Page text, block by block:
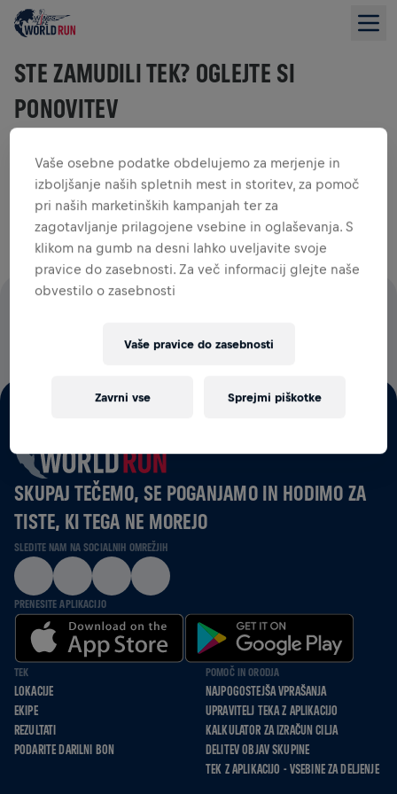
STE ZAMUDILI TEK? OGLEJTE SI
PONOVITEV
Oglejte si celoten prenos v živo 2026 in ponovno doživite
vso dogajanje od začetka do konca.
HRBTENJAČE
SKUPAJ TEČEMO, SE POGANJAMO IN HODIMO ZA
TISTE, KI TEGA NE MOREJO
SLEDITE NAM NA SOCIALNIH OMREŽJIH
PRENESITE APLIKACIJO
TEK
LOKACIJE
EKIPE
REZULTATI
PODARITE DARILNI BON
POMOČ IN ORODJA
NAJPOGOSTEJŠA VPRAŠANJA
UPRAVITELJ TEKA Z APLIKACIJO
KALKULATOR ZA IZRAČUN CILJA
DELITEV OBJAV SKUPINE
TEK Z APLIKACIJO - VSEBINE ZA DELJENJE
Vaše osebne podatke obdelujemo za merjenje in
izboljšanje naših spletnih mest in storitev, za pomoč
pri naših marketinških kampanjah ter za
zagotavljanje prilagojene vsebine in oglaševanja. S
klikom na gumb na desni lahko uveljavite svoje
pravice do zasebnosti. Za več informacij glejte naše
obvestilo o zasebnosti
Vaše pravice do zasebnosti
Zavrni vse Sprejmi piškotke